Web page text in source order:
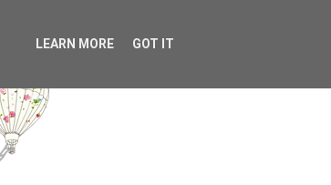
LEARN MORE GOT IT